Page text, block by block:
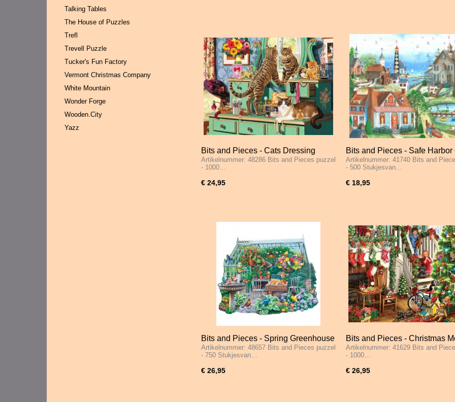
Talking Tables
The House of Puzzles
Trefl
Trevell Puzzle
Tucker's Fun Factory
Vermont Christmas Company
White Mountain
Wonder Forge
Wooden.City
Yazz
Bits and Pieces - Cats Dressing
Table - 1000 Stukjes
Artikelnummer: 48286 Bits and Pieces puzzel
- 1000…
€ 24,95
Bits and Pieces - Safe Harbor
Stukjes
Artikelnummer: 41740 Bits and
- 500 Stukjesvan…
€ 18,95
Bits and Pieces - Spring Greenhouse
- 750 Stukjes
Artikelnummer: 48657 Bits and Pieces puzzel
- 750 Stukjesvan…
€ 26,95
Bits and Pieces - Christmas
Surprise - 1000 Stukjes
Artikelnummer: 41629 Bits and
- 1000…
€ 26,95